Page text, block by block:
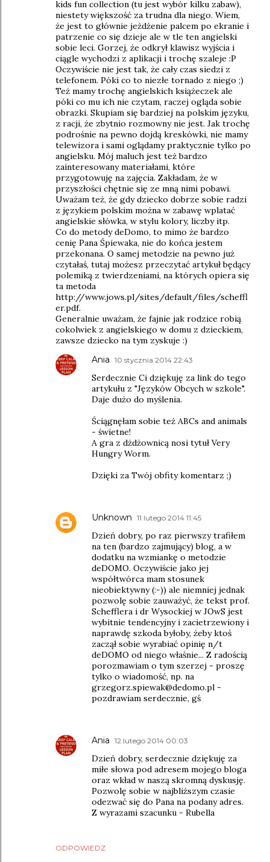
kids fun collection (tu jest wybór kilku zabaw),
niestety większość za trudna dla niego. Wiem,
że jest to głównie jeżdżenie palcem po ekranie i
patrzenie co się dzieje ale w tle ten angielski
sobie leci. Gorzej, że odkrył klawisz wyjścia i
ciągle wychodzi z aplikacji i trochę szaleje :P
Oczywiście nie jest tak, że cały czas siedzi z
telefonem. Póki co to niezłe tornado z niego ;)
Też mamy trochę angielskich książeczek ale
póki co mu ich nie czytam, raczej ogląda sobie
obrazki. Skupiam się bardziej na polskim języku,
z racji, że zbytnio rozmowny nie jest. Jak trochę
podrośnie na pewno dojdą kreskówki, nie mamy
telewizora i sami oglądamy praktycznie tylko po
angielsku. Mój maluch jest też bardzo
zainteresowany materiałami, które
przygotowuję na zajęcia. Zakładam, że w
przyszłości chętnie się ze mną nimi pobawi.
Uważam też, że gdy dziecko dobrze sobie radzi
z językiem polskim można w zabawę wplatać
angielskie słówka, w stylu kolory, liczby itp.
Co do metody deDomo, to mimo że bardzo
cenię Pana Śpiewaka, nie do końca jestem
przekonana. O samej metodzie na pewno już
czytałaś, tutaj możesz przeczytać artykuł będący
polemiką z twierdzeniami, na których opiera się
ta metoda
http://www.jows.pl/sites/default/files/scheffl
er.pdf.
Generalnie uważam, że fajnie jak rodzice robią
cokolwiek z angielskiego w domu z dzieckiem,
zawsze dziecko na tym zyskuje :)
ODPOWIEDZ
Ania 10 stycznia 2014 22:43
Serdecznie Ci dziękuję za link do tego
artykułu z "Języków Obcych w szkole".
Daje dużo do myślenia.
Ściągnęłam sobie też ABCs and animals
- świetne!
A gra z dżdżownicą nosi tytuł Very
Hungry Worm.
Dzięki za Twój obfity komentarz ;)
Unknown 11 lutego 2014 11:45
Dzień dobry, po raz pierwszy trafiłem
na ten (bardzo zajmujący) blog, a w
dodatku na wzmiankę o metodzie
deDOMO. Oczywiście jako jej
współtwórca mam stosunek
nieobiektywny (:-)) ale niemniej jednak
pozwolę sobie zauważyć, że tekst prof.
Schefflera i dr Wysockiej w JOwS jest
wybitnie tendencyjny i zacietrzewiony i
naprawdę szkoda byłoby, żeby ktoś
zaczął sobie wyrabiać opinię n/t
deDOMO od niego właśnie... Z radością
porozmawiam o tym szerzej - proszę
tylko o wiadomość, np. na
grzegorz.spiewak@dedomo.pl -
pozdrawiam serdecznie, gś
Ania 12 lutego 2014 00:03
Dzień dobry, serdecznie dziękuję za
miłe słowa pod adresem mojego bloga
oraz wkład w naszą skromną dyskusję.
Pozwolę sobie w najbliższym czasie
odezwać się do Pana na podany adres.
Z wyrazami szacunku - Rubella